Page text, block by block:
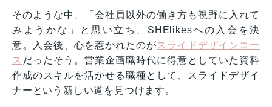
そのような中、「会社員以外の働き方も視野に入れて
みようかな」と思い立ち、SHElikesへの入会を決
意。入会後、心を惹かれたのがスライドデザインコー
ス だったそう。営業企画職時代に得意としていた資料
作成のスキルを活かせる職種として、スライドデザイ
ナーという新しい道を見つけます。